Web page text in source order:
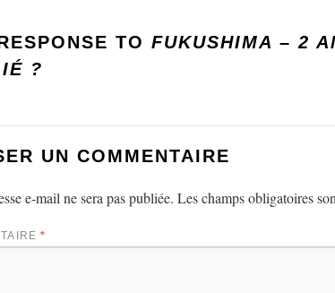
TO FUKUSHIMA – 2
?
UN COMMENTAIRE
e-mail ne sera pas publiée. Les champs obligatoires
*